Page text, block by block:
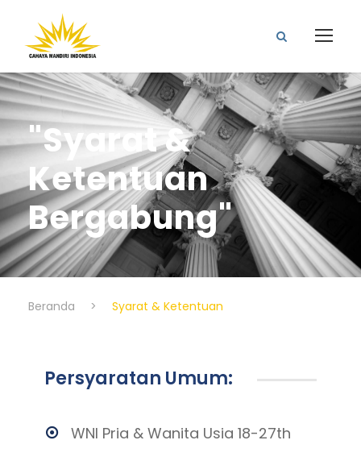
"Syarat &
Ketentuan
Bergabung"
Beranda > Syarat & Ketentuan
Persyaratan Umum:
WNI Pria & Wanita Usia 18-27th